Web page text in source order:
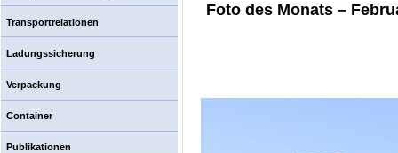
Transportrelationen
Ladungssicherung
Verpackung
Container
Publikationen
Foto des Monats –